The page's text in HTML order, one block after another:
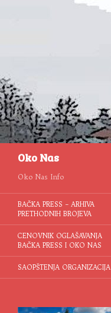
Oko Nas
Oko Nas Info
BAČKA PRESS – ARHIVA
PRETHODNIH BROJEVA
CENOVNIK OGLAŠAVANJA
BAČKA PRESS I OKO NAS
SAOPŠTENJA ORGANIZACIJA